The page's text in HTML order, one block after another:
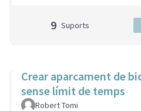
9 Suports
Crear aparcament de
sense límit de temps
Robert Tomi